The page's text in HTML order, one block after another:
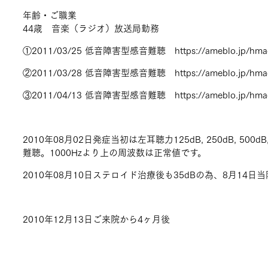
年齢・ご職業
44歳 音楽（ラジオ）放送局勤務
①2011/03/25 低音障害型感音難聴 https://ameblo.jp/
②2011/03/28 低音障害型感音難聴 https://ameblo.jp/
③2011/04/13 低音障害型感音難聴 https://ameblo.jp/
2010年08月02日発症当初は左耳聴力125dB, 250dB,
難聴。1000Hzより上の周波数は正常値です。
2010年08月10日ステロイド治療後も35dBの為、8月14日
2010年12月13日ご来院から4ヶ月後